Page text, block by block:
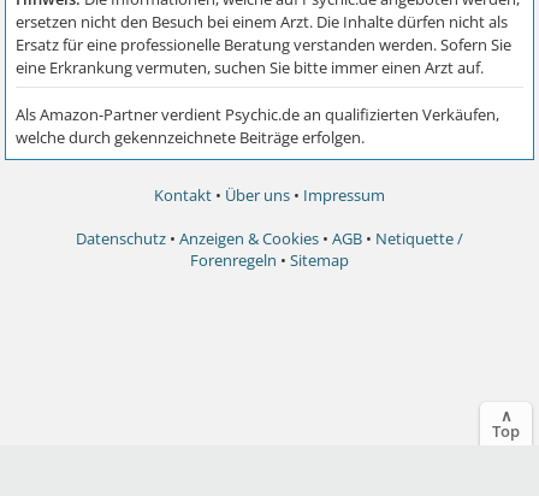
Kontakt • Über uns • Impressum
Datenschutz • Anzeigen & Cookies • AGB • Netiquette /
Forenregeln • Sitemap
∧
Top